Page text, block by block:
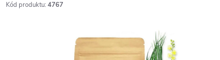
Kód produktu: 4767